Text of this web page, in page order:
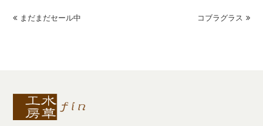
previous
まだまだセール中
next
コブラグラス